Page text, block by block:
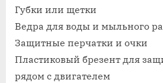
Губки или щетки
Ведра для воды и мыльного
Защитные перчатки и очки
Пластиковый брезент для
рядом с двигателем